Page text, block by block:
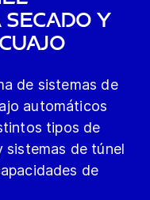
y
de sistemas de
automáticos
tipos de
sistemas de túnel
de